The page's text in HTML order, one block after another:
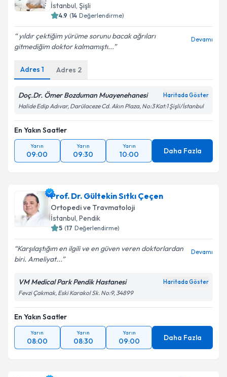
İstanbul, Şişli
4.9 (14 Değerlendirme)
yıldır çektiğim yürüme sorunu bacak ağrıları
gitmediğim doktor kalmamıştı...
Devamı
Adres 1 Adres 2
Doç.Dr. Ömer Bozduman Muayenehanesi Haritada Göster
Halide Edip Adıvar, Darülaceze Cd. Akın Plaza, No:3 Kat:1 Şişli/İstanbul
En Yakın Saatler
Yarın
09:00
Yarın
09:30
Yarın
10:00 Daha Fazla
Prof. Dr. Gültekin Sıtkı Çeçen
Ortopedi ve Travmatoloji
İstanbul, Pendik
5 (17 Değerlendirme)
Karşılaştığım en ilgili ve en güven veren doktorlardan
biri. Ameliyat...
Devamı
VM Medical Park Pendik Hastanesi Haritada Göster
Fevzi Çakmak, Eski Karakol Sk. No:9, 34899
En Yakın Saatler
Yarın
08:00
Yarın
08:30
Yarın
09:00 Daha Fazla